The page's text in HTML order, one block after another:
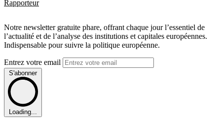
Rapporteur
Notre newsletter gratuite phare, offrant chaque jour l’essentiel de
l’actualité et de l’analyse des institutions et capitales européennes.
Indispensable pour suivre la politique européenne.
Entrez votre email
S'abonner
Loading...